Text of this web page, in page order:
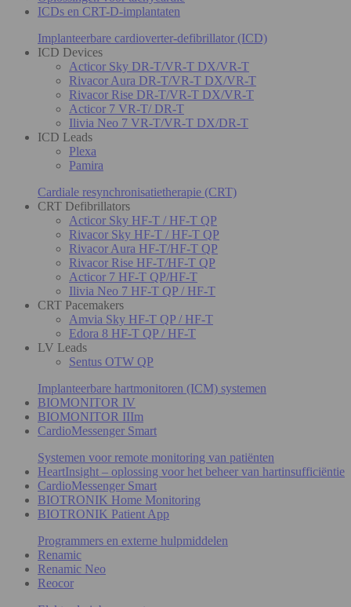
ICDs en CRT-D-implantaten
Implanteerbare cardioverter-defibrillator (ICD)
ICD Devices
Acticor Sky DR-T/VR-T DX/VR-T
Rivacor Aura DR-T/VR-T DX/VR-T
Rivacor Rise DR-T/VR-T DX/VR-T
Acticor 7 VR-T/ DR-T
Ilivia Neo 7 VR-T/VR-T DX/DR-T
ICD Leads
Plexa
Pamira
Cardiale resynchronisatietherapie (CRT)
CRT Defibrillators
Acticor Sky HF-T / HF-T QP
Rivacor Sky HF-T / HF-T QP
Rivacor Aura HF-T/HF-T QP
Rivacor Rise HF-T/HF-T QP
Acticor 7 HF-T QP/HF-T
Ilivia Neo 7 HF-T QP / HF-T
CRT Pacemakers
Amvia Sky HF-T QP / HF-T
Edora 8 HF-T QP / HF-T
LV Leads
Sentus OTW QP
Implanteerbare hartmonitoren (ICM) systemen
BIOMONITOR IV
BIOMONITOR IIIm
CardioMessenger Smart
Systemen voor remote monitoring van patiënten
HeartInsight – oplossing voor het beheer van hartinsufficiëntie
CardioMessenger Smart
BIOTRONIK Home Monitoring
BIOTRONIK Patient App
Programmers en externe hulpmiddelen
Renamic
Renamic Neo
Reocor